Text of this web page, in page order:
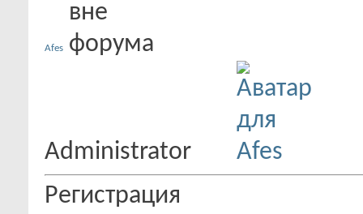
Afes
Administrator
Регистрация